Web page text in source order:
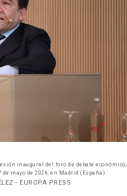
inaugural del foro de debate económico,
mayo de 2026, en Madrid (España).
- EUROPA PRESS